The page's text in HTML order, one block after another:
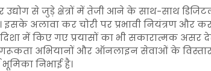
उद्योग से जुड़े क्षेत्रों में तेजी आने के साथ-साथ
इसके अलावा कर चोरी पर प्रभावी नियंत्रण
में किए गए प्रयासों का भी सकारात्मक असर
अभियानों और ऑनलाइन सेवाओं के
निभाई है।